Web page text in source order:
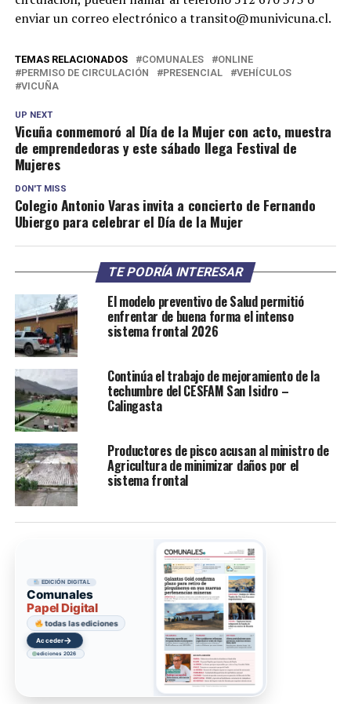
enviar un correo electrónico a transito@munivicuna.cl.
TEMAS RELACIONADOS COMUNALES
ONLINE
PERMISO DE CIRCULACIÓN
PRESENCIAL
VEHÍCULOS
VICUÑA
UP NEXT
Vicuña conmemoró al Día de la Mujer con acto, muestra
de emprendedoras y este sábado llega Festival de
Mujeres
DON'T MISS
Colegio Antonio Varas invita a concierto de Fernando
Ubiergo para celebrar el Día de la Mujer
TE PODRÍA INTERESAR
El modelo preventivo de Salud permitió
enfrentar de buena forma el intenso
sistema frontal 2026
Continúa el trabajo de mejoramiento de la
techumbre del CESFAM San Isidro –
Calingasta
Productores de pisco acusan al ministro de
Agricultura de minimizar daños por el
sistema frontal
EDICIÓN DIGITAL
Comunales
Papel Digital
todas las ediciones
Acceder→
ediciones 2026